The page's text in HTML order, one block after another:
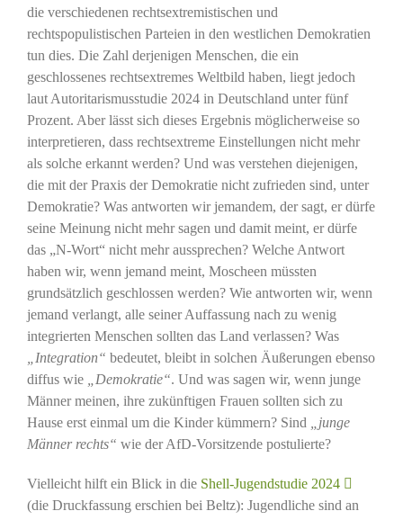
die verschiedenen rechtsextremistischen und
rechtspopulistischen Parteien in den westlichen Demokratien
tun dies. Die Zahl derjenigen Menschen, die ein
geschlossenes rechtsextremes Weltbild haben, liegt jedoch
laut Autoritarismusstudie 2024 in Deutschland unter fünf
Prozent. Aber lässt sich dieses Ergebnis möglicherweise so
interpretieren, dass rechtsextreme Einstellungen nicht mehr
als solche erkannt werden? Und was verstehen diejenigen,
die mit der Praxis der Demokratie nicht zufrieden sind, unter
Demokratie? Was antworten wir jemandem, der sagt, er dürfe
seine Meinung nicht mehr sagen und damit meint, er dürfe
das „N-Wort“ nicht mehr aussprechen? Welche Antwort
haben wir, wenn jemand meint, Moscheen müssten
grundsätzlich geschlossen werden? Wie antworten wir, wenn
jemand verlangt, alle seiner Auffassung nach zu wenig
integrierten Menschen sollten das Land verlassen? Was
„Integration“ bedeutet, bleibt in solchen Äußerungen ebenso
diffus wie
„Demokratie“. Und was sagen wir, wenn junge
Männer meinen, ihre zukünftigen Frauen sollten sich zu
Hause erst einmal um die Kinder kümmern? Sind
„junge
Männer rechts“ wie der AfD-Vorsitzende postulierte?
Vielleicht hilft ein Blick in die Shell-Jugendstudie 2024
(die Druckfassung erschien bei Beltz): Jugendliche sind an